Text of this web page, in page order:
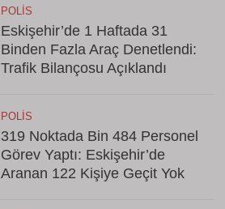
POLIS
Eskişehir’de 1 Haftada 31
Binden Fazla Araç Denetlendi:
Trafik Bilançosu Açıklandı
POLIS
319 Noktada Bin 484 Personel
Görev Yaptı: Eskişehir’de
Aranan 122 Kişiye Geçit Yok